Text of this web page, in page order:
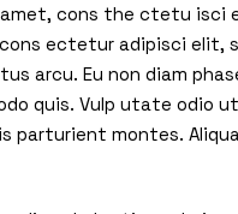
cons the ctetu isci
ectetur adipisci elit,
arcu. Eu non diam
quis. Vulp utate odio
parturient montes.